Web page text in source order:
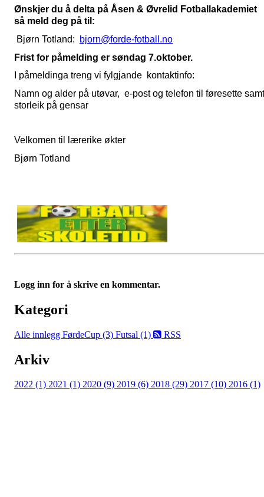
Ønskjer du å delta på Åsen & Øvrelid Fotballakademiet
så meld deg på til:
Bjørn Totland:
bjorn@forde-fotball.no
Frist for påmelding er søndag 7.oktober.
I påmeldinga treng vi fylgjande kontaktinfo:
Namn og alder på utøvar, e-post og telefon til føresette samt
storleik på gensar
Velkomen til lærerike økter
Bjørn Totland
Logg inn for å skrive en kommentar.
Kategori
Alle innlegg FørdeCup (3) Futsal (1) RSS
Arkiv
2022 (1) 2021 (1) 2020 (9) 2019 (6) 2018 (29) 2017 (10) 2016 (1)